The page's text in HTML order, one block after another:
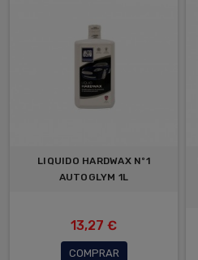
LIQUIDO HARDWAX Nº1
AUTOGLYM 1L
13,27 €
COMPRAR